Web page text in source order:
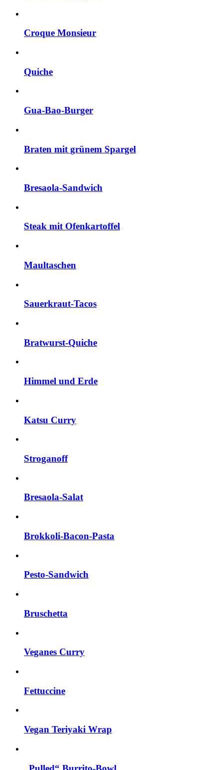
Croque Monsieur
Quiche
Gua-Bao-Burger
Braten mit grünem Spargel
Bresaola-Sandwich
Steak mit Ofenkartoffel
Maultaschen
Sauerkraut-Tacos
Bratwurst-Quiche
Himmel und Erde
Katsu Curry
Stroganoff
Bresaola-Salat
Brokkoli-Bacon-Pasta
Pesto-Sandwich
Bruschetta
Veganes Curry
Fettuccine
Vegan Teriyaki Wrap